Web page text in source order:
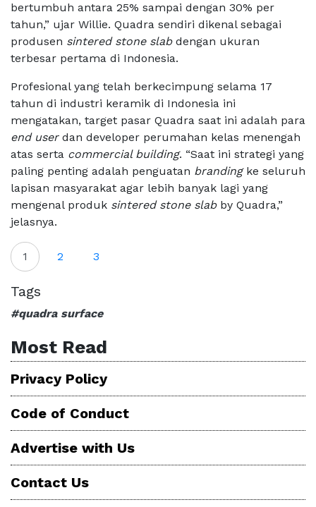
bertumbuh antara 25% sampai dengan 30% per
tahun,” ujar Willie. Quadra sendiri dikenal sebagai
produsen sintered stone slabdengan ukuran
terbesar pertama di Indonesia.
Profesional yang telah berkecimpung selama 17
tahun di industri keramik di Indonesia ini
mengatakan, target pasar Quadra saat ini adalah para
end userdan developer perumahan kelas menengah
atas serta commercial building. “Saat ini strategi yang
paling penting adalah penguatan brandingke seluruh
lapisan masyarakat agar lebih banyak lagi yang
mengenal produk sintered stone slab by Quadra,”
jelasnya.
1 2 3
Tags
#quadra surface
Most Read
Privacy Policy
Code of Conduct
Advertise with Us
Contact Us